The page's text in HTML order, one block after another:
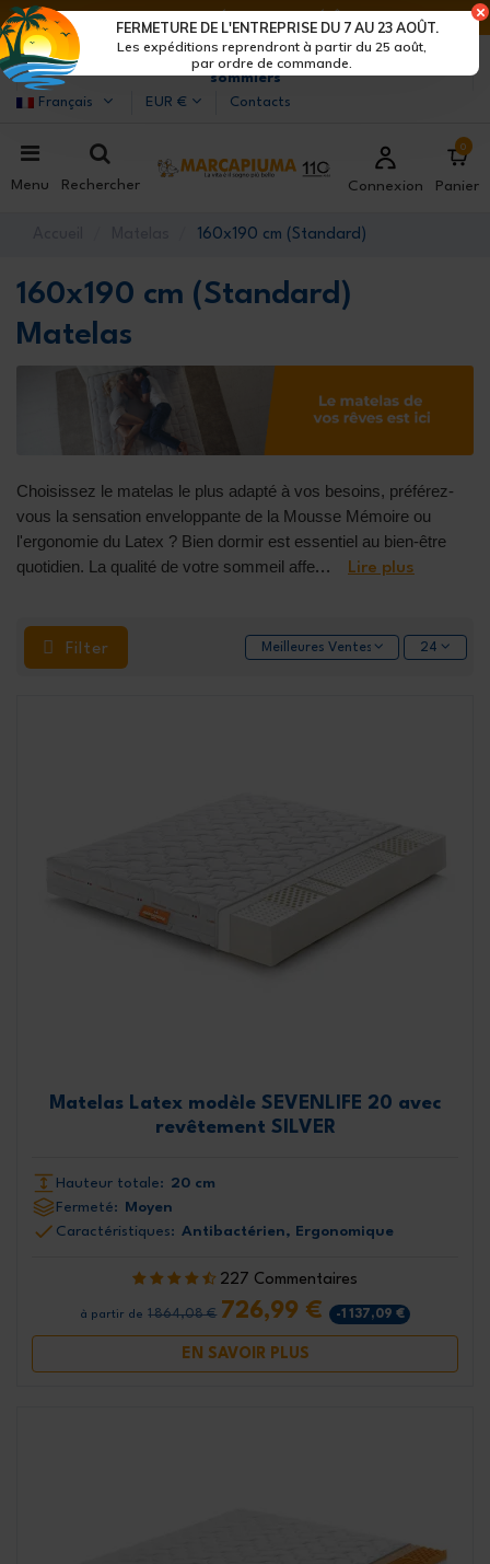
Marcapiuma| Fabricants de matelas, oreillers et
sommiers
Français
EUR € Contacts
Menu Rechercher Connexion
0
Panier
160x190 cm (Standard)
160x190 cm (Standard)
Matelas
Choisissez le matelas le plus adapté à vos besoins, préférez-
vous la sensation enveloppante de la Mousse Mémoire ou
l'ergonomie du Latex ? Bien dormir est essentiel au bien-être
quotidien. La qualité de votre sommeil affe... Lire plus
Filter Meilleures Ventes 24
Matelas Latex modèle SEVENLIFE 20 avec
revêtement SILVER
Hauteur totale: 20 cm
Fermeté:
Moyen
Caractéristiques: Antibactérien, Ergonomique
227 Commentaires
à partir de 1 864,08 € 726,99 € -1 137,09 €
EN SAVOIR PLUS
Les expéditions reprendront à partir du 25 août,
par ordre de commande.
FERMETURE DE L'ENTREPRISE DU 7 AU 23 AOÛT.